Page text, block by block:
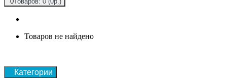
Товаров не найдено
Категории